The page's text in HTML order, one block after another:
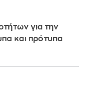
για την
και πρότυπα